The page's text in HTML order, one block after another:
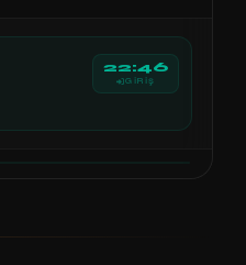
22:46
GİRİŞ